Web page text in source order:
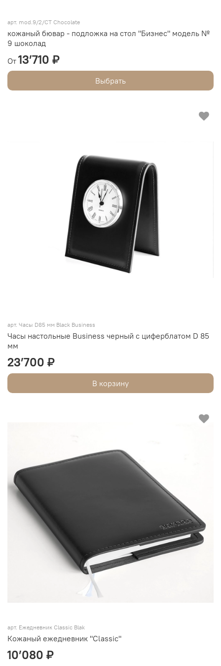
арт. mod.9/2/СТ Chocolate
кожаный бювар - подложка на стол "Бизнес" модель №
9 шоколад
От 13’710 ₽
Выбрать
арт. Часы D85 мм Black Business
Часы настольные Business черный с циферблатом D 85
мм
23’700 ₽
В корзину
арт. Ежедневник Classic Blak
Кожаный ежедневник "Classic"
10’080 ₽